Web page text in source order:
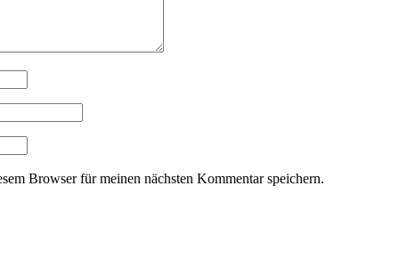
Browser für meinen nächsten Kommentar speichern.